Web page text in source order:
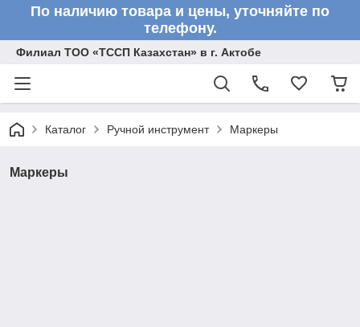
По наличию товара и цены, уточняйте по
телефону.
Филиал ТОО «ТССП Казахстан» в г. Актобе
Каталог Ручной инструмент Маркеры
Маркеры